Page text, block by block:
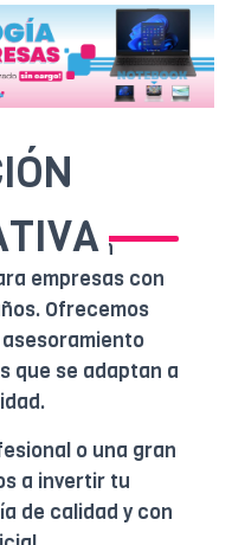
en
empresas con
Ofrecemos
que se adaptan a
o una gran
a invertir tu
de calidad y con